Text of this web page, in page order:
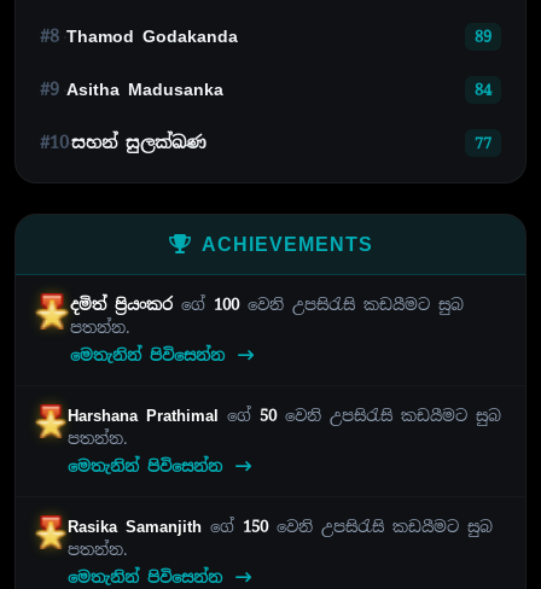
#8 Thamod Godakanda 89
#9 Asitha Madusanka 84
#10සහන් සුලක්ඛණ 77
ACHIEVEMENTS
දමිත් ප්‍රියංකරගේ 100වෙනි උපසිරැසි කඩයීමට සුබ
පතන්න.
මෙතැනින් පිවිසෙන්න
Harshana Prathimal ගේ 50වෙනි උපසිරැසි කඩයීමට සුබ
පතන්න.
මෙතැනින් පිවිසෙන්න
Rasika Samanjithගේ 150වෙනි උපසිරැසි කඩයීමට සුබ
පතන්න.
මෙතැනින් පිවිසෙන්න